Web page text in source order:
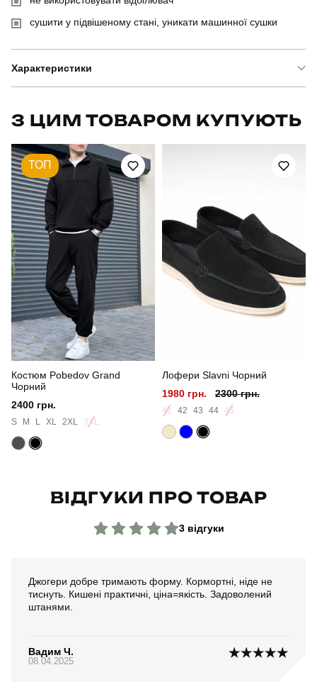
сушити у підвішеному стані, уникати машинної сушки
Характеристики
Вид джогери
Призначення для повсякденного носіння
Стать чоловічий
Стиль повсякденний
Сезон весна
Колір
Матеріал
Склад тканини
Країна - виробник
З ЦИМ ТОВАРОМ КУПУЮТЬ
ТОП
Костюм Pobedov Grand
Чорний
2400 грн.
S M L XL 2XL 3XL
Лофери Slavni Чорний
1980 грн.
2300 грн.
41 42 43 44 45
ВІДГУКИ ПРО ТОВАР
3 відгуки
Джогери добре тримають форму. Кормортні, ніде не
тиснуть. Кишені практичні, ціна=якість. Задоволений
штанями.
Вадим Ч.
08.04.2025